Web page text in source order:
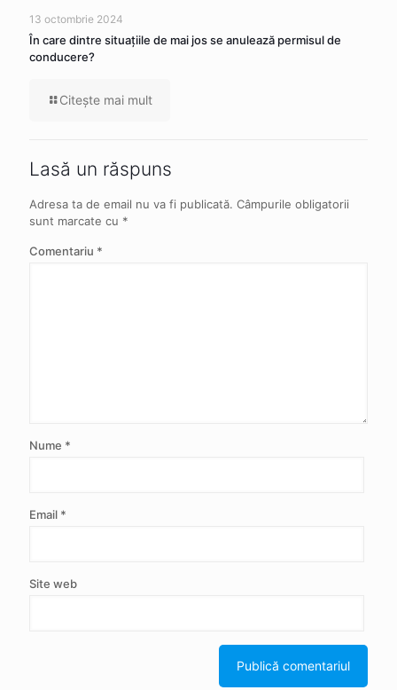
13 octombrie 2024
În care dintre situaţiile de mai jos se anulează permisul de
conducere?
Citeşte mai mult
Lasă un răspuns
Adresa ta de email nu va fi publicată. Câmpurile obligatorii
sunt marcate cu *
Comentariu *
Nume *
Email *
Site web